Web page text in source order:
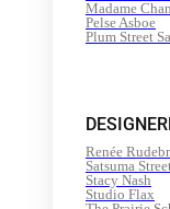
Madame
Pelse Asboe
Plum Street
Renée
Satsuma
Stacy Nash
Studio Flax